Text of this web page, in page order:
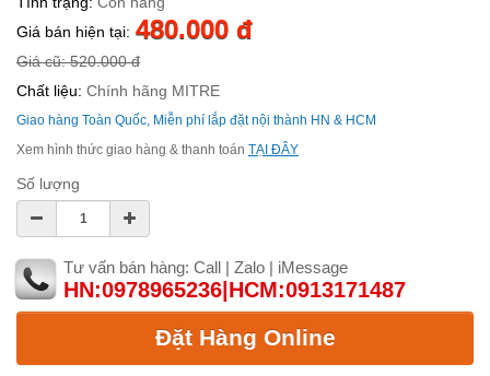
Giá bán hiện tại: 480.000 đ
Giá cũ: 520.000 đ
Chất liệu: Chính hãng MITRE
Giao hàng Toàn Quốc, Miễn phí lắp đặt nội thành HN & HCM
Xem hình thức giao hàng & thanh toán TẠI ĐÂY
Số lượng
Tư vấn bán hàng: Call | Zalo | iMessage
HN:0978965236|HCM:0913171487
Đặt Hàng Online